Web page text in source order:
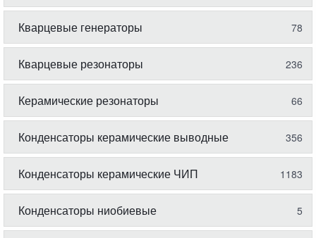
Кварцевые генераторы 78
Кварцевые резонаторы 236
Керамические резонаторы 66
Конденсаторы керамические выводные 356
Конденсаторы керамические ЧИП 1183
Конденсаторы ниобиевые 5